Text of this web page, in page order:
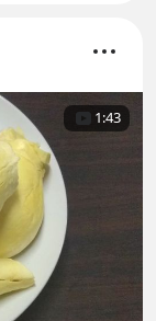
1:43